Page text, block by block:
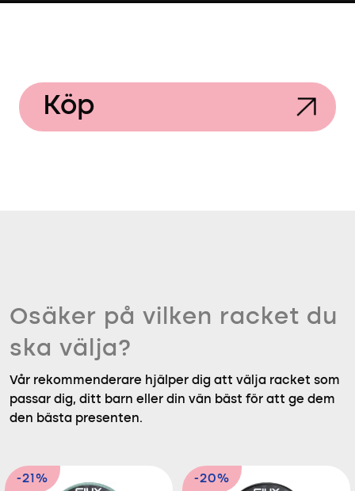
Köp
Osäker på vilken racket du
ska välja?
Vår rekommenderare hjälper dig att välja racket som
passar dig, ditt barn eller din vän bäst för att ge dem
den bästa presenten.
-21% -20%